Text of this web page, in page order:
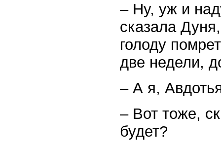
– Ну, уж и
сказала
голоду
две недели,
– А я,
– Вот тоже,
будет?